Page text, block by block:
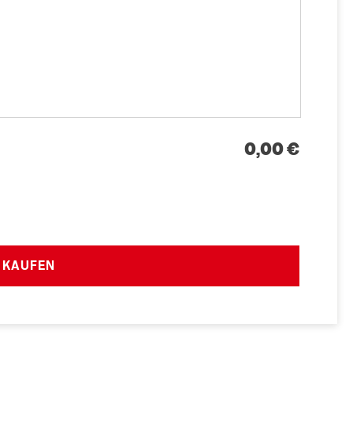
0,00 €